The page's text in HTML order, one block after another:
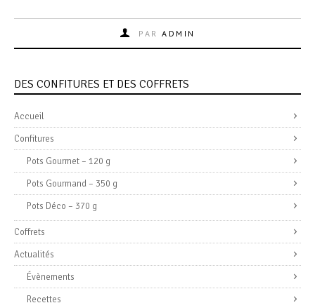
PAR ADMIN
DES CONFITURES ET DES COFFRETS
Accueil
Confitures
Pots Gourmet – 120 g
Pots Gourmand – 350 g
Pots Déco – 370 g
Coffrets
Actualités
Évènements
Recettes